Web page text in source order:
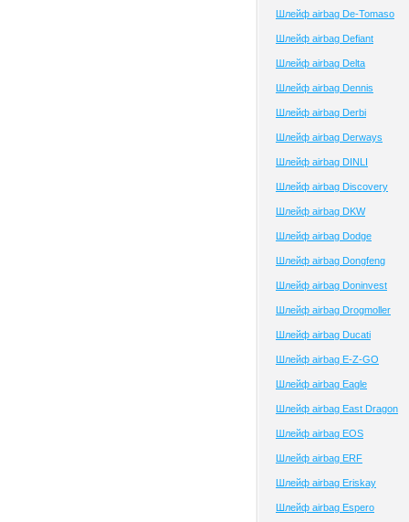
Шлейф airbag De-Tomaso
Шлейф airbag Defiant
Шлейф airbag Delta
Шлейф airbag Dennis
Шлейф airbag Derbi
Шлейф airbag Derways
Шлейф airbag DINLI
Шлейф airbag Discovery
Шлейф airbag DKW
Шлейф airbag Dodge
Шлейф airbag Dongfeng
Шлейф airbag Doninvest
Шлейф airbag Drogmoller
Шлейф airbag Ducati
Шлейф airbag E-Z-GO
Шлейф airbag Eagle
Шлейф airbag East Dragon
Шлейф airbag EOS
Шлейф airbag ERF
Шлейф airbag Eriskay
Шлейф airbag Espero